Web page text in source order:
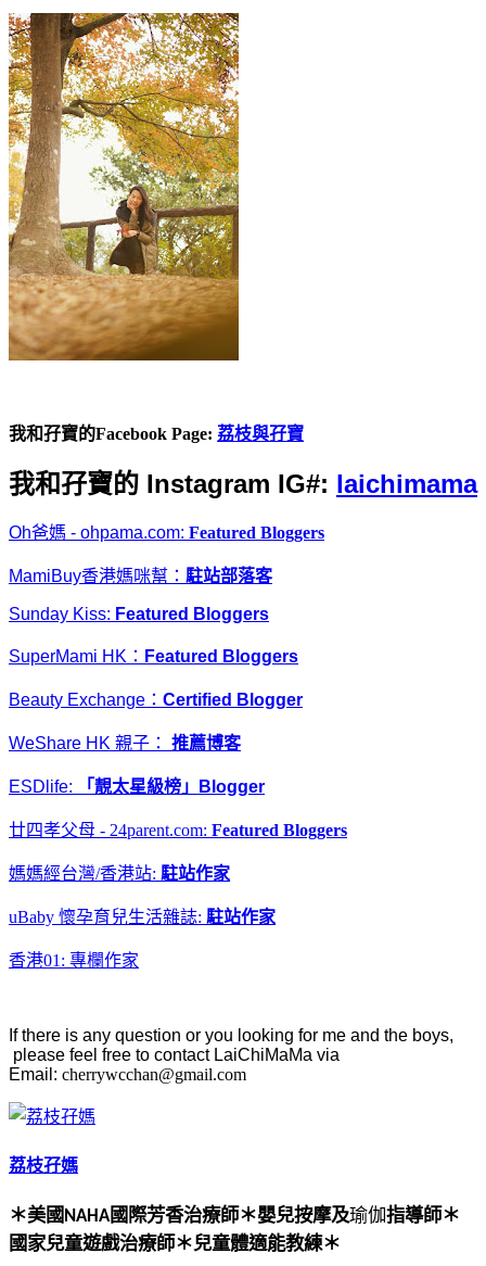
我和孖寶的Facebook Page: 荔枝與孖寶
我和孖寶的 Instagram IG#: laichimama
Oh爸媽 - ohpama.com: Featured Bloggers
MamiBuy香港媽咪幫： 駐站部落客
Sunday Kiss: Featured Bloggers
SuperMami HK： Featured Bloggers
Beauty Exchange： Certified Blogger
WeShare HK 親子： 推薦博客
ESDlife: 「靚太星級榜」Blogger
廿四孝父母 - 24parent.com: Featured Bloggers
媽媽經台灣/香港站: 駐站作家
uBaby 懷孕育兒生活雜誌: 駐站作家
香港01: 專欄作家
If there is any question or you looking for me and the boys,
please feel free to contact LaiChiMaMa via
Email: cherrywcchan@gmail.com
荔枝孖媽
＊美國NAHA國際芳香治療師＊嬰兒按摩及瑜伽指導師＊
國家兒童遊戲治療師＊兒童體適能教練＊